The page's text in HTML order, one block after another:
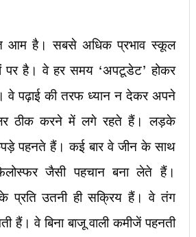
आम है। सबसे अधिक प्रभाव स्कूल
है। वे हर समय ‘अपटूडेट’ होकर
वे पढ़ाई की तरफ ध्यान न देकर अपने
ठीक करने में लगे रहते हैं। लड़के
पहनते हैं। कई बार वे जीन के साथ
जैसी पहचान बना लेते हैं।
प्रति उतनी ही सक्रिय हैं। वे तंग
हैं। वे बिना बाजू वाली कमीजें पहनती